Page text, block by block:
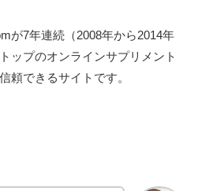
が7年連続（2008年から2014年
ップのオンラインサプリメント
頼できるサイトです。